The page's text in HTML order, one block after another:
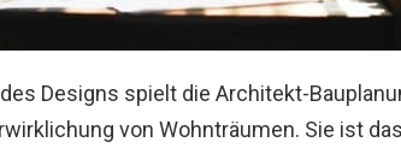
Designs spielt die Architekt-
von Wohnträumen. Sie ist